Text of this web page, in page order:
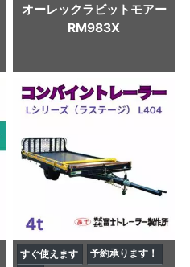
オーレックラビットモアー
RM983X
すぐ使えます
予約承ります！